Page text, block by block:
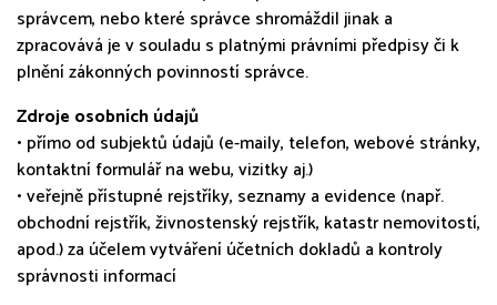
správcem, nebo které správce shromáždil jinak a
zpracovává je v souladu s platnými právními předpisy či k
plnění zákonných povinností správce.
Zdroje osobních údajů
• přímo od subjektů údajů (e-maily, telefon, webové stránky,
kontaktní formulář na webu, vizitky aj.)
• veřejně přístupné rejstříky, seznamy a evidence (např.
obchodní rejstřík, živnostenský rejstřík, katastr nemovitostí,
apod.) za účelem vytváření účetních dokladů a kontroly
správnosti informací